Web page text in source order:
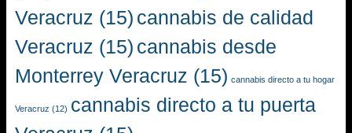
Veracruz (15) cannabis de calidad
Veracruz (15) cannabis desde
Monterrey Veracruz (15) cannabis directo a tu hogar
Veracruz (12) cannabis directo a tu puerta